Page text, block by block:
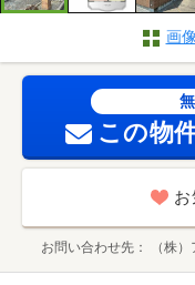
画
この物
お問い合わせ先 （株